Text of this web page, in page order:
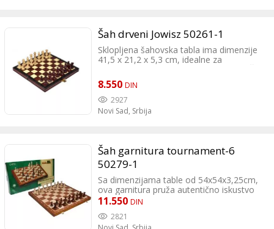
Šah drveni Jowisz 50261-1
Sklopljena šahovska tabla ima dimenzije
41,5 x 21,2 x 5,3 cm, idealne za
"Jowisz" je savršen poklon za sve
ljubitelje šaha, bilo da su početnici ili
iskusni majstori igre, pružajući im
nezaboravno iskustvo igre šaha.
8.550 DIN
2927
Novi Sad, Srbija
Šah garnitura tournament-6
50279-1
Sa dimenzijama table od 54x54x3,25cm,
ova garnitura pruža autentično iskustvo
turnirskih igara, omogućavajući igračima
Garnitura dolazi u prelepoj drvenoj kutiji,
11.550 DIN
2821